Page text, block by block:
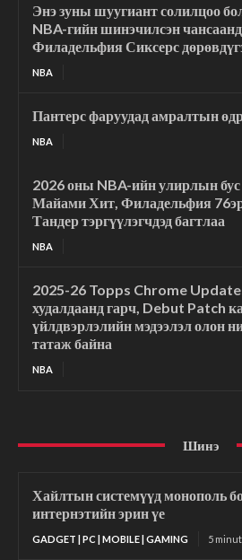
Энэ зуны шуугиант солилцоо
NBA-гийн шинэчилсэн
Филадельфия Сиксерс
NBA
Пантерс фаруудад амралтын
NBA
2026 оны NBA-ийн улирлын бус
Майами Хит, Филадельфия
Тандер тэргүүлэгчдэд багтлаа
NBA
2025-26 Topps Chrome
худалдаанд гарч, Debut Patch
үйлдвэрлэлийн мэдээлэл олон
татаж байна
NBA
Шинэ
Хайлтын системүүд монополь
интернэтийн эрин үе
GADGET | PC | MOBILE | GAMING 5